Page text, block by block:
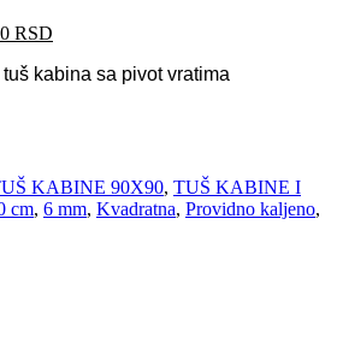
RSD
kabina sa pivot vratima
KABINE 90X90, TUŠ KABINE I
cm, 6 mm, Kvadratna, Providno kaljeno,